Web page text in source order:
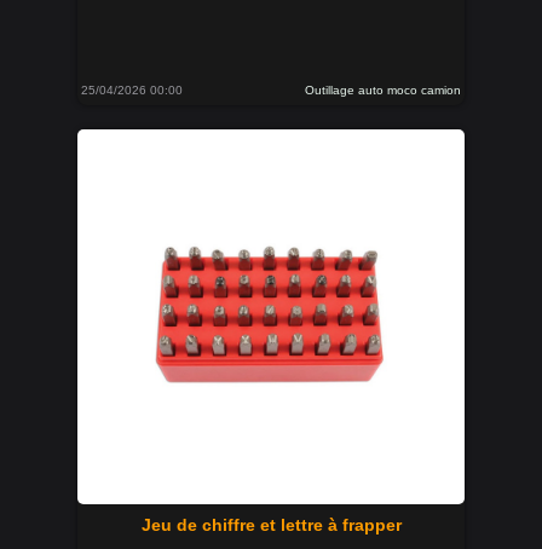
25/04/2026 00:00 Outillage auto moco camion
Jeu de chiffre et lettre à frapper